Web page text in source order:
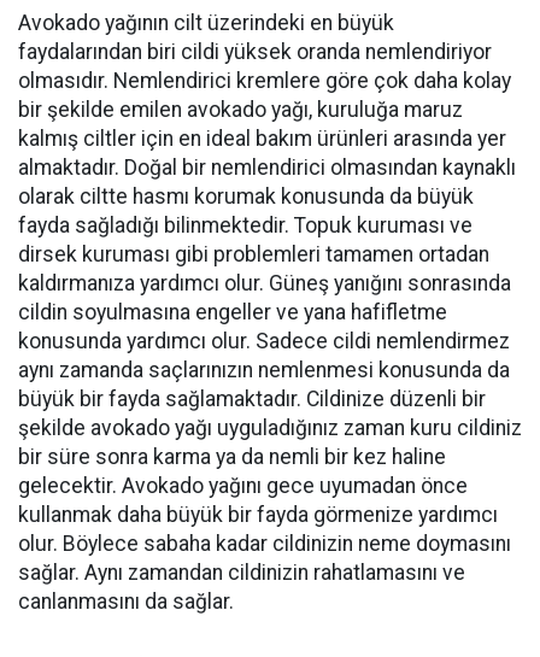
Avokado yağının cilt üzerindeki en büyük
faydalarından biri cildi yüksek oranda nemlendiriyor
olmasıdır. Nemlendirici kremlere göre çok daha kolay
bir şekilde emilen avokado yağı, kuruluğa maruz
kalmış ciltler için en ideal bakım ürünleri arasında yer
almaktadır. Doğal bir nemlendirici olmasından kaynaklı
olarak ciltte hasmı korumak konusunda da büyük
fayda sağladığı bilinmektedir. Topuk kuruması ve
dirsek kuruması gibi problemleri tamamen ortadan
kaldırmanıza yardımcı olur. Güneş yanığını sonrasında
cildin soyulmasına engeller ve yana hafifletme
konusunda yardımcı olur. Sadece cildi nemlendirmez
aynı zamanda saçlarınızın nemlenmesi konusunda da
büyük bir fayda sağlamaktadır. Cildinize düzenli bir
şekilde avokado yağı uyguladığınız zaman kuru cildiniz
bir süre sonra karma ya da nemli bir kez haline
gelecektir. Avokado yağını gece uyumadan önce
kullanmak daha büyük bir fayda görmenize yardımcı
olur. Böylece sabaha kadar cildinizin neme doymasını
sağlar. Aynı zamandan cildinizin rahatlamasını ve
canlanmasını da sağlar.